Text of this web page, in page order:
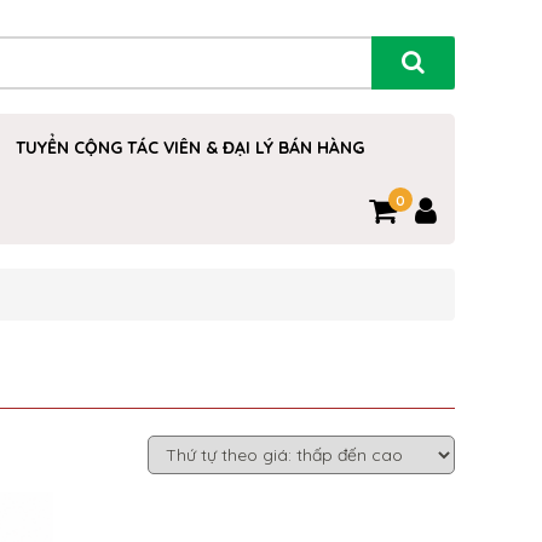
TUYỂN CỘNG TÁC VIÊN & ĐẠI LÝ BÁN HÀNG
0